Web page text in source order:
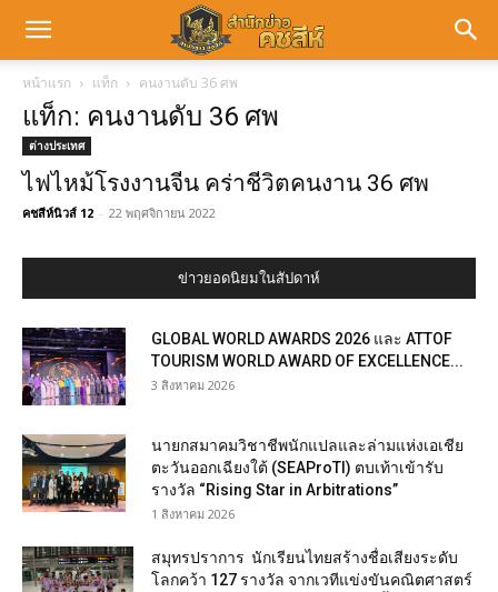
หน้าแรก แท็ก คนงานดับ 36 ศพ
แท็ก: คนงานดับ 36 ศพ
ต่างประเทศ
ไฟไหม้โรงงานจีน คร่าชีวิตคนงาน 36 ศพ
คชสีห์นิวส์ 12 - 22 พฤศจิกายน 2022
ข่าวยอดนิยมในสัปดาห์
GLOBAL WORLD AWARDS 2026 และ ATTOF
TOURISM WORLD AWARD OF EXCELLENCE...
3 สิงหาคม 2026
นายกสมาคมวิชาชีพนักแปลและล่ามแห่งเอเชีย
ตะวันออกเฉียงใต้ (SEAProTI) ตบเท้าเข้ารับ
รางวัล “Rising Star in Arbitrations”
1 สิงหาคม 2026
สมุทรปราการ นักเรียนไทยสร้างชื่อเสียงระดับ
โลกคว้า 127 รางวัล จากเวทีแข่งขันคณิตศาสตร์